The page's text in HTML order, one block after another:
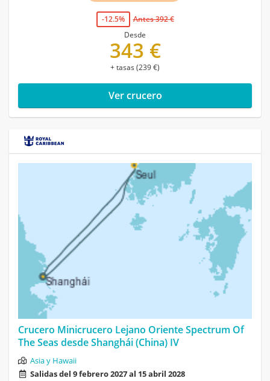
-12.5%
Antes 392 €
Desde
343 €
+ tasas (239 €)
Ver crucero
Crucero Minicrucero Lejano Oriente Spectrum Of
The Seas desde Shanghái (China) IV
Asia y Hawaii
Salidas del 9 febrero 2027 al 15 abril 2028